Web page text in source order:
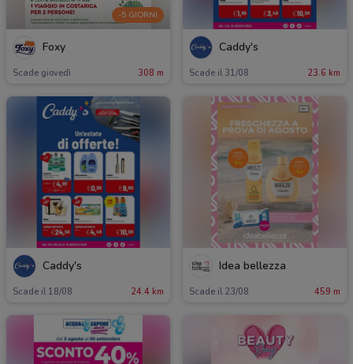
-5 GIORNI
Foxy
Scade giovedì 308 m
Caddy's
Scade il 31/08 23.6 km
Caddy's
Scade il 18/08 24.4 km
Idea bellezza
Scade il 23/08 459 m